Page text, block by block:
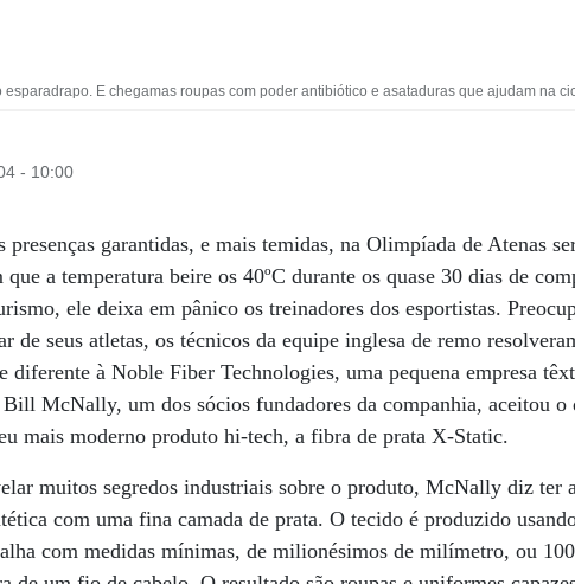
esparadrapo. E chegamas roupas com poder antibiótico e asataduras que ajudam na
- 10:00
presenças garantidas, e mais temidas, na Olimpíada de Atenas
que a temperatura beire os 40ºC durante os quase 30 dias de
ele deixa em pânico os treinadores dos esportistas.
de seus atletas, os técnicos da equipe inglesa de remo
diferente à Noble Fiber Technologies, uma pequena empresa
McNally, um dos sócios fundadores da companhia, aceitou
mais moderno produto hi-tech, a fibra de prata X-Static.
muitos segredos industriais sobre o produto, McNally diz ter
com uma fina camada de prata. O tecido é produzido
com medidas mínimas, de milionésimos de milímetro, ou